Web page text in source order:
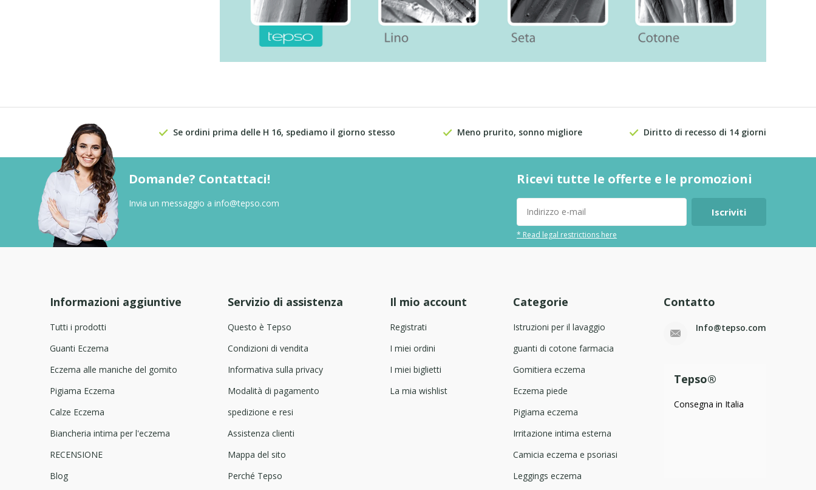
Se ordini prima delle H 16, spediamo il giorno stesso Meno prurito, sonno migliore Diritto di recesso di 14 giorni
Domande? Contattaci!
Invia un messaggio a info@tepso.com
Ricevi tutte le offerte e le promozioni
Iscriviti
* Read legal restrictions here
Informazioni aggiuntive
Tutti i prodotti
Guanti Eczema
Eczema alle maniche del gomito
Pigiama Eczema
Calze Eczema
Biancheria intima per l'eczema
RECENSIONE
Blog
Servizio di assistenza
Questo è Tepso
Condizioni di vendita
Informativa sulla privacy
Modalità di pagamento
spedizione e resi
Assistenza clienti
Mappa del sito
Perché Tepso
Il mio account
Registrati
I miei ordini
I miei biglietti
La mia wishlist
Categorie
Istruzioni per il lavaggio
guanti di cotone farmacia
Gomitiera eczema
Eczema piede
Pigiama eczema
Irritazione intima esterna
Camicia eczema e psoriasi
Leggings eczema
Contatto
Info@tepso.com
Tepso®
Consegna in Italia